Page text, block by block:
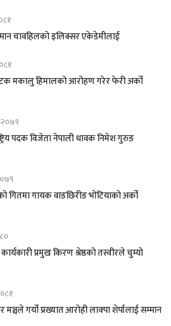
चावहिलको इलिक्सर एकेडेमीलाई
मकालु हिमालको आरोहण गरेर फेरी अर्को
पदक विजेता नेपाली धावक निमेश गुरुङ
गितमा गायक वाङछिरीङ भोटियाको अर्को
प्रमुख किरण श्रेष्ठको तस्वीरले चुम्यो
गर्यो प्रख्यात आरोही लाक्पा शेर्पालाई सम्मान